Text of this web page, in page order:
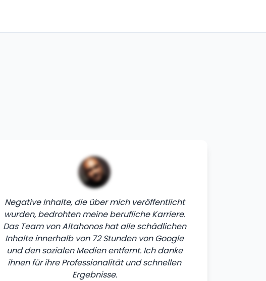
Negative Inhalte, die über mich veröffentlicht
wurden, bedrohten meine berufliche Karriere.
Das Team von Altahonos hat alle schädlichen
Inhalte innerhalb von 72 Stunden von Google
und den sozialen Medien entfernt. Ich danke
ihnen für ihre Professionalität und schnellen
Ergebnisse.